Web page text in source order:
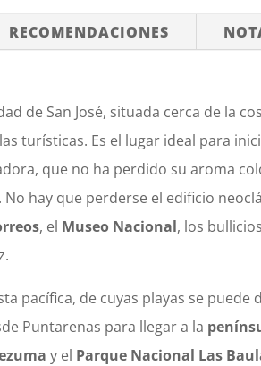
RECOMENDACIONES
de San José, situada cerca de la
turísticas. Es el lugar ideal para
que no ha perdido su aroma
No hay que perderse el edificio
, el Museo Nacional, los
pacífica, de cuyas playas se
Puntarenas para llegar a la
y el Parque Nacional Las